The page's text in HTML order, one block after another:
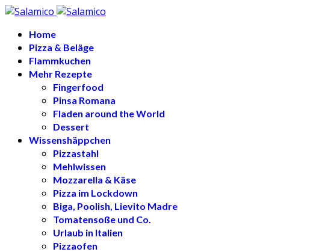
Home
Pizza & Beläge
Flammkuchen
Mehr Rezepte
Fingerfood
Pinsa Romana
Fladen around the World
Dessert
Wissenshäppchen
Pizzastahl
Mehlwissen
Mozzarella & Käse
Pizza im Lockdown
Biga, Poolish, Lievito Madre
Tomatensoße und Co.
Urlaub in Italien
Pizzaofen